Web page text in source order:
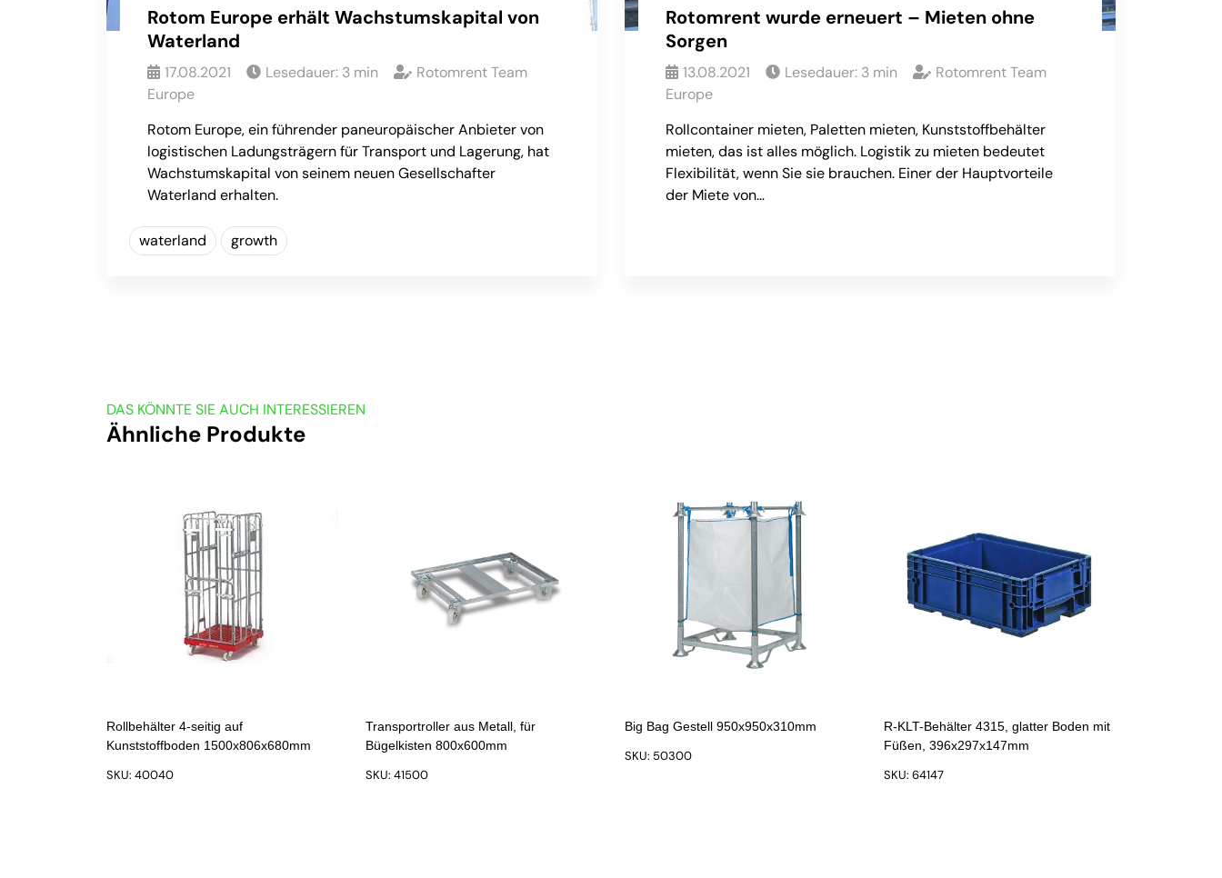
Rotom Europe erhält Wachstumskapital von
Waterland
17.08.2021 Lesedauer: 3 min
Rotomrent Team
Europe
Rotom Europe, ein führender paneuropäischer Anbieter von
logistischen Ladungsträgern für Transport und Lagerung, hat
Wachstumskapital von seinem neuen Gesellschafter
Waterland erhalten.
waterland growth
Rotomrent wurde erneuert – Mieten ohne
Sorgen
13.08.2021 Lesedauer: 3 min
Rotomrent Team
Europe
Rollcontainer mieten, Paletten mieten, Kunststoffbehälter
mieten, das ist alles möglich. Logistik zu mieten bedeutet
Flexibilität, wenn Sie sie brauchen. Einer der Hauptvorteile
der Miete von…
DAS KÖNNTE SIE AUCH INTERESSIEREN
Ähnliche Produkte
Rollbehälter 4-seitig auf
Kunststoffboden 1500x806x680mm
SKU: 40040
Transportroller aus Metall, für
Bügelkisten 800x600mm
SKU: 41500
Big Bag Gestell 950x950x310mm
SKU: 50300
R-KLT-Behälter 4315, glatter Boden mit
Füßen, 396x297x147mm
SKU: 64147